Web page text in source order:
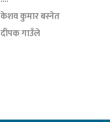
केशव कुमार बस्नेत
दीपक गाउँले